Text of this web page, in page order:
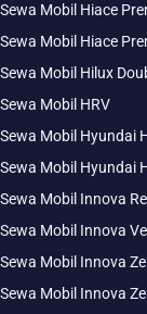
Sewa Mobil Hiace
Sewa Mobil Hiace
Sewa Mobil Hilux
Sewa Mobil HRV
Sewa Mobil Hyundai
Sewa Mobil Hyundai
Sewa Mobil Innova
Sewa Mobil Innova
Sewa Mobil Innova
Sewa Mobil Innova